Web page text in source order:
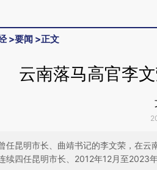
>要闻 >正文
云南落马高官李
任昆明市长、曲靖书记的李文荣，在
续四任昆明市长、2012年12月至2023